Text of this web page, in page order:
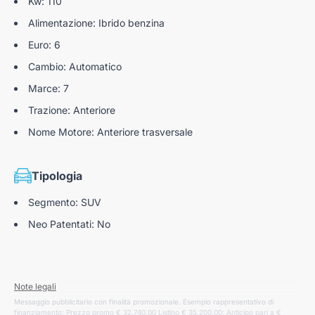
Alimentazione: Ibrido benzina
Euro: 6
Cambio: Automatico
Marce: 7
Trazione: Anteriore
Nome Motore: Anteriore trasversale
Tipologia
Segmento: SUV
Neo Patentati: No
Note legali
Messaggio pubblicitario con finalità promozionale. Esempio rappresentativo di
finanziamento: Prezzo promo € 32.740,00 Listino € 35.200,00; Anticipo pari a €